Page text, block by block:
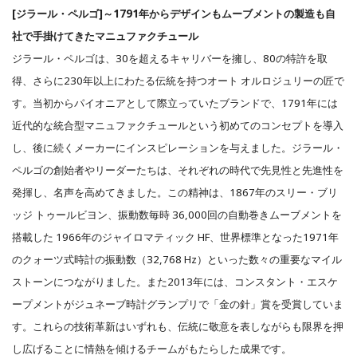
[ジラール・ペルゴ]～1791年からデザインもムーブメントの製造も自
社で手掛けてきたマニュファクチュール
ジラール・ペルゴは、30を超えるキャリバーを擁し、80の特許を取
得、さらに230年以上にわたる伝統を持つオート オルロジュリーの匠で
す。当初からパイオニアとして際立っていたブランドで、1791年には
近代的な統合型マニュファクチュールという初めてのコンセプトを導入
し、後に続くメーカーにインスピレーションを与えました。ジラール・
ペルゴの創始者やリーダーたちは、それぞれの時代で先見性と先進性を
発揮し、名声を高めてきました。この精神は、1867年のスリー・ブリ
ッジ トゥールビヨン、振動数毎時 36,000回の自動巻きムーブメントを
搭載した 1966年のジャイロマティック HF、世界標準となった1971年
のクォーツ式時計の振動数（32,768 Hz）といった数々の重要なマイル
ストーンにつながりました。また2013年には、コンスタント・エスケ
ープメントがジュネーブ時計グランプリで「金の針」賞を受賞していま
す。これらの技術革新はいずれも、伝統に敬意を表しながらも限界を押
し広げることに情熱を傾けるチームがもたらした成果です。